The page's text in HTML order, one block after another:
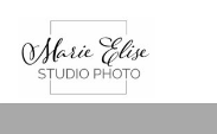
Aller
au